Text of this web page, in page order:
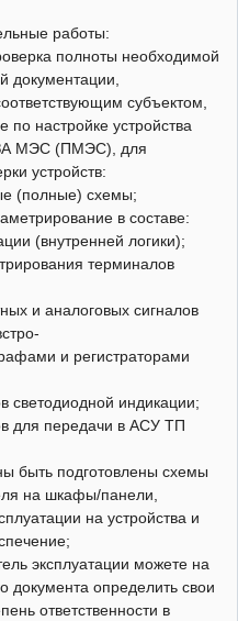
работы:
полноты необходимой
документации,
субъектом,
настройке устройства
МЭС (ПМЭС), для
устройств:
(полные) схемы;
в составе:
(внутренней логики);
терминалов
и аналоговых сигналов
и регистраторами
светодиодной индикации;
для передачи в АСУ ТП
быть подготовлены схемы
на шкафы/панели,
на устройства и
эксплуатации можете на
документа определить свои
ответственности в